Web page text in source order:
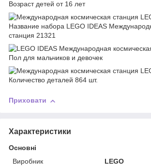
Приховати
Характеристики
Основні
Виробник
LEGO